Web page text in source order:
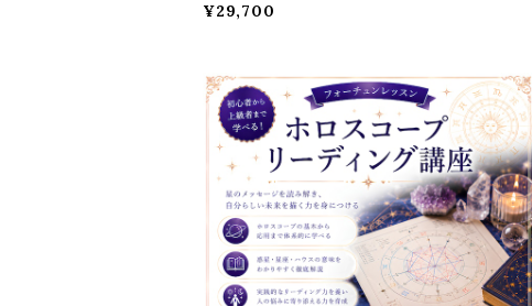
¥29,700